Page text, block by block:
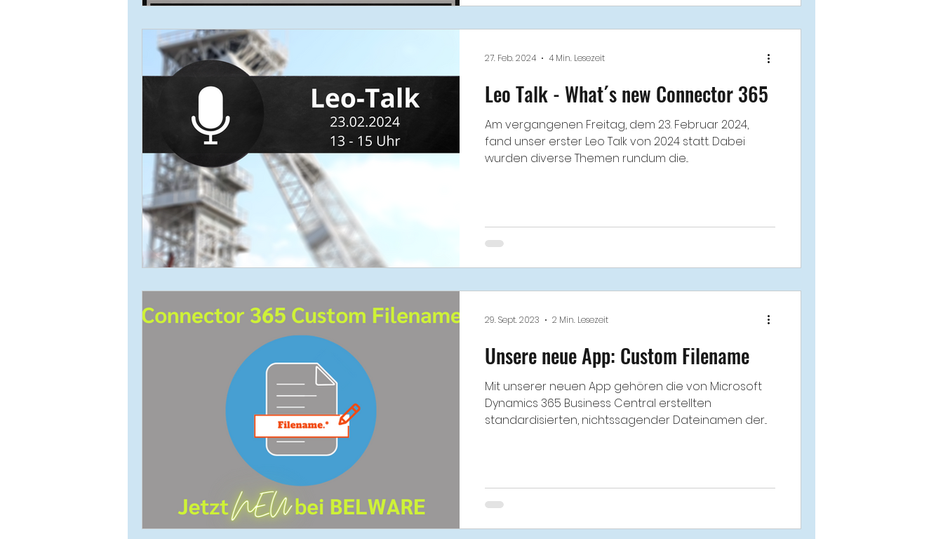
Leo Talk - What´s new Connector 365
Am vergangenen Freitag, dem 23. Februar 2024,
fand unser erster Leo Talk von 2024 statt. Dabei
wurden diverse Themen rundum die...
27. Feb. 2024 4 Min. Lesezeit
Unsere neue App: Custom Filename
Mit unserer neuen App gehören die von Microsoft
Dynamics 365 Business Central erstellten
standardisierten, nichtssagender Dateinamen der...
29. Sept. 2023 2 Min. Lesezeit